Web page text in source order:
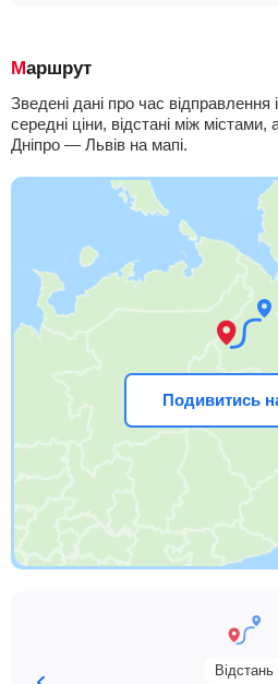
Маршрут
Зведені дані про час відправлення
середні ціни, відстані між
Дніпро — Львів на мапі.
Подивитись
Відстань